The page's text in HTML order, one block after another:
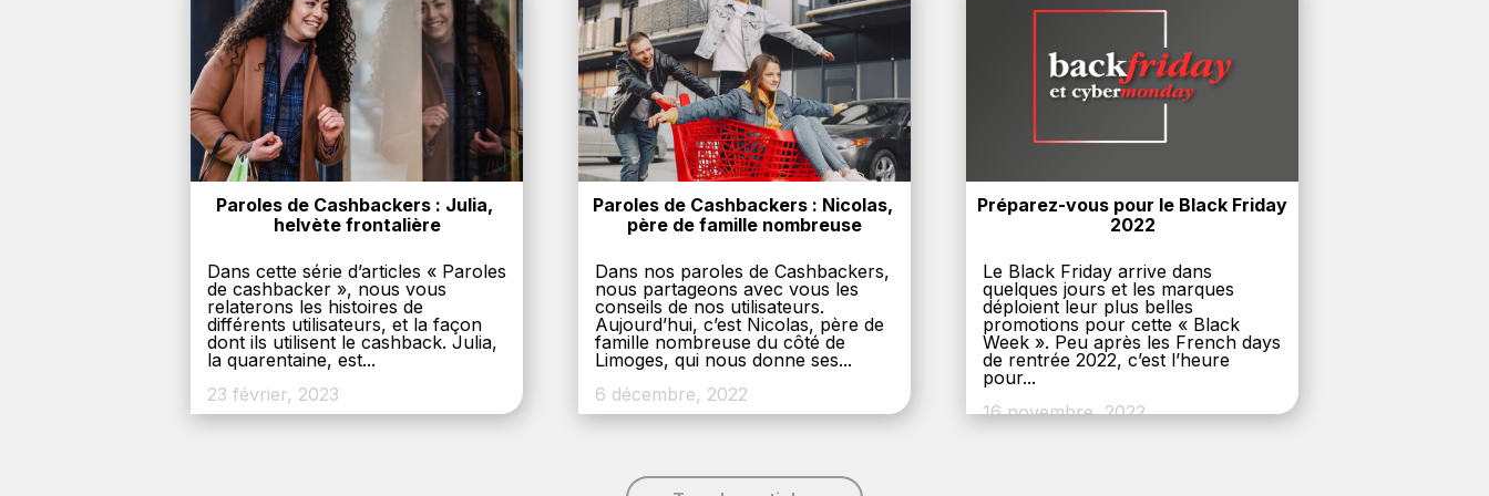
Paroles de Cashbackers : Julia,
helvète frontalière
Dans cette série d’articles « Paroles
de cashbacker », nous vous
relaterons les histoires de
différents utilisateurs, et la façon
dont ils utilisent le cashback. Julia,
la quarentaine, est...
23 février, 2023
Paroles de Cashbackers : Nicolas,
père de famille nombreuse
Dans nos paroles de Cashbackers,
nous partageons avec vous les
conseils de nos utilisateurs.
Aujourd’hui, c’est Nicolas, père de
famille nombreuse du côté de
Limoges, qui nous donne ses...
6 décembre, 2022
Préparez-vous pour le Black Friday
2022
Le Black Friday arrive dans
quelques jours et les marques
déploient leur plus belles
promotions pour cette « Black
Week ». Peu après les French days
de rentrée 2022, c’est l’heure
pour...
16 novembre, 2022